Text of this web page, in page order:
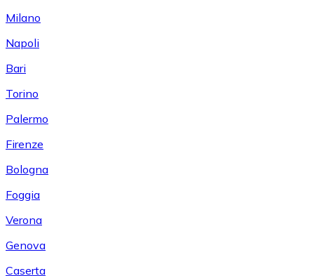
Milano
Napoli
Bari
Torino
Palermo
Firenze
Bologna
Foggia
Verona
Genova
Caserta